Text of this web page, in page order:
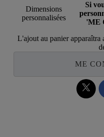
Dimensions
personnalisées
Si
'ME
L'ajout au panier apparaîtra
ME